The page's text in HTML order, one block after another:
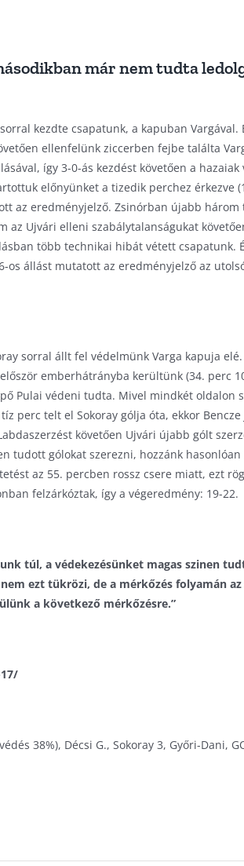
már nem tudta
kezdte csapatunk, a kapuban
ellenfelünk ziccerben fejbe találta
így 3-0-ás kezdést követően a
előnyünket a tizedik perchez érkezve
az eredményjelző. Zsinórban újabb
az Ujvári elleni szabálytalanságukat
több technikai hibát vétett csapatunk.
állást mutatott az eredményjelző az
sorral állt fel védelmünk Varga kapuja
emberhátrányba kerültünk (34. perc
Pulai védeni tudta. Mivel mindkét oldalon
perc telt el Sokoray gólja óta, ekkor
követően Ujvári újabb gólt
tudott gólokat szerezni, hozzánk
az 55. percben rossz csere miatt, ezt
felzárkóztak, így a végeredmény: 19-22.
túl, a védekezésünket magas szinen
ezt tükrözi, de a mérkőzés folyamán
a következő mérkőzésre.”
38%), Décsi G., Sokoray 3, Győri-Dani,